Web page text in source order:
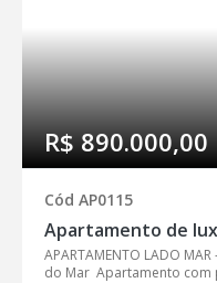
R$ 890.000,00
Cód AP0115
APARTAMENTO LADO
do Mar Apartamento com